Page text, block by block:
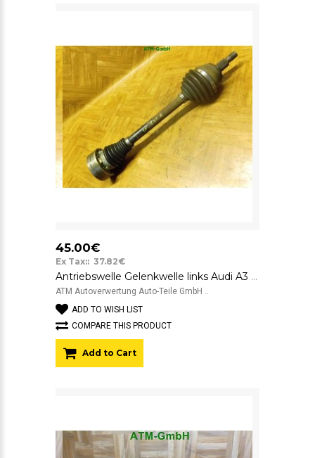
45.00€
Ex Tax:: 37.82€
Antriebswelle Gelenkwelle links Audi A3 Fahrerseite
ATM Autoverwertung Auto-Teile GmbH ..
ADD TO WISH LIST
COMPARE THIS PRODUCT
Add to Cart